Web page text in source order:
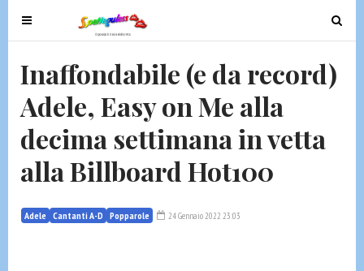
T
o
e
n
v
g
T
o
g
Inaffondabile (e da record)
Adele, Easy on Me alla
decima settimana in vetta
alla Billboard Hot100
Adele Cantanti A-D Popparole 24 Gennaio 2022 23:03